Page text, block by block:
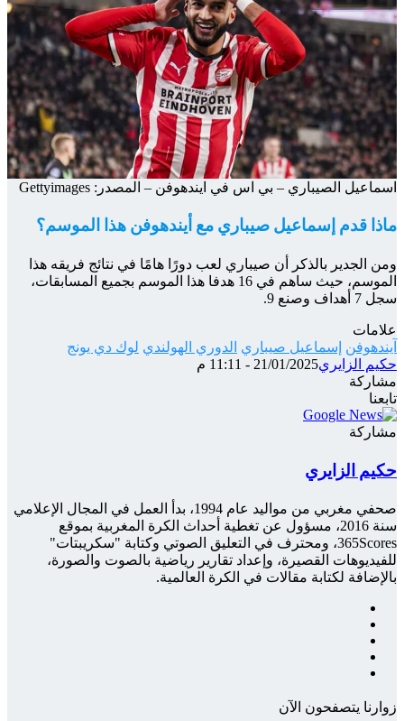
اسماعيل الصيباري – بي اس في ايندهوفن – المصدر: Gettyimages
ماذا قدم إسماعيل صيباري مع أيندهوفن هذا الموسم؟
ومن الجدير بالذكر أن صيباري لعب دورًا هامًا في نتائج فريقه هذا
الموسم، حيث ساهم في 16 هدفا هذا الموسم بجميع المسابقات،
سجل 7 أهداف وصنع 9.
علامات
آيندهوفن إسماعيل صيباري الدوري الهولندي لوك دي يونج
حكيم الزايري21/01/2025 - 11:11 م
مشاركة
فيسبوك
‫X
ماسنجر
ماسنجر
واتساب
تيلقرام
شارك
عبر
الإيميل
تابعنا
مشاركة
عبر
الإيميل
حكيم الزايري
صحفي مغربي من مواليد عام 1994، بدأ العمل في المجال الإعلامي
سنة 2016، مسؤول عن تغطية أحداث الكرة المغربية بموقع
365Scores، ومحترف في التعليق الصوتي وكتابة "سكريبتات"
للفيديوهات القصيرة، وإعداد تقارير رياضية بالصوت والصورة،
بالإضافة لكتابة مقالات في الكرة العالمية.
زوارنا يتصفحون الآن